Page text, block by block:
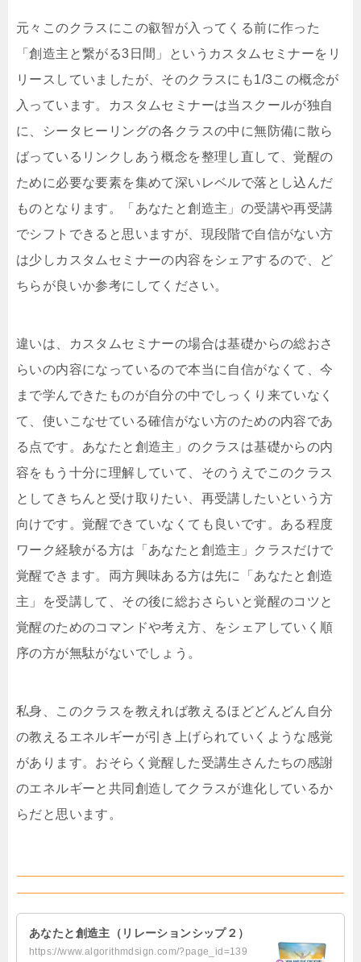
元々このクラスにこの叡智が入ってくる前に作った
「創造主と繋がる3日間」というカスタムセミナーをリ
リースしていましたが、そのクラスにも1/3この概念が
入っています。カスタムセミナーは当スクールが独自
に、シータヒーリングの各クラスの中に無防備に散ら
ばっているリンクしあう概念を整理し直して、覚醒の
ために必要な要素を集めて深いレベルで落とし込んだ
ものとなります。「あなたと創造主」の受講や再受講
でシフトできると思いますが、現段階で自信がない方
は少しカスタムセミナーの内容をシェアするので、ど
ちらが良いか参考にしてください。
違いは、カスタムセミナーの場合は基礎からの総おさ
らいの内容になっているので本当に自信がなくて、今
まで学んできたものが自分の中でしっくり来ていなく
て、使いこなせている確信がない方のための内容であ
る点です。 あなたと創造主」のクラスは基礎からの内
容をもう十分に理解していて、そのうえでこのクラス
としてきちんと受け取りたい、再受講したいという方
向けです。覚醒できていなくても良いです。ある程度
ワーク経験がる方は「あなたと創造主」クラスだけで
覚醒できます。 両方興味ある方は先に「あなたと創造
主」を受講して、その後に総おさらいと覚醒のコツと
覚醒のためのコマンドや考え方、をシェアしていく順
序の方が無駄がないでしょう。
私身、このクラスを教えれば教えるほどどんどん自分
の教えるエネルギーが引き上げられていくような感覚
があります。おそらく覚醒した受講生さんたちの感謝
のエネルギーと共同創造してクラスが進化しているか
らだと思います。
あなたと創造主（リレーションシップ２）
https://www.algorithmdsign.com/?page_id=139